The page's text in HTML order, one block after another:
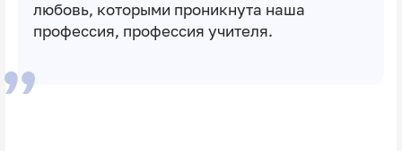
любовь, которыми проникнута наша
профессия, профессия учителя.